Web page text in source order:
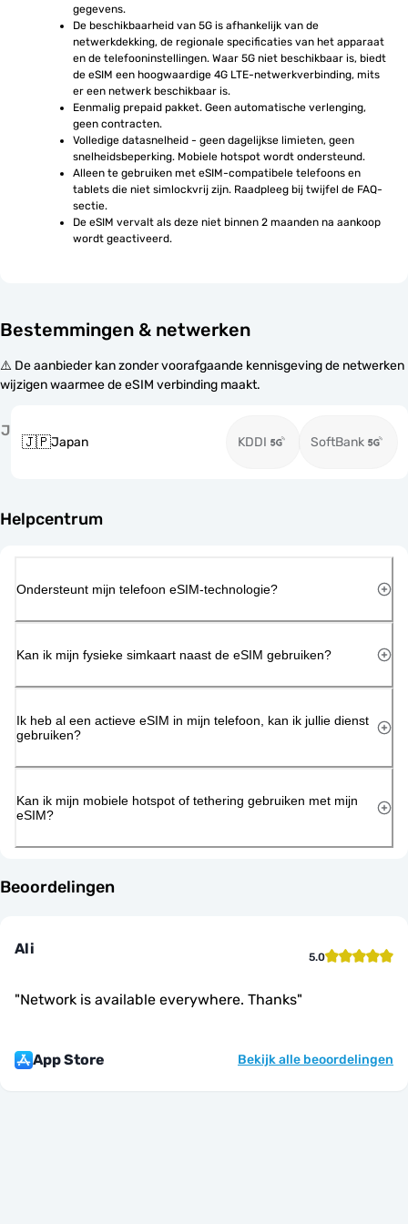
gegevens.
De beschikbaarheid van 5G is afhankelijk van de
netwerkdekking, de regionale specificaties van het apparaat
en de telefooninstellingen. Waar 5G niet beschikbaar is, biedt
de eSIM een hoogwaardige 4G LTE-netwerkverbinding, mits
er een netwerk beschikbaar is.
Eenmalig prepaid pakket. Geen automatische verlenging,
geen contracten.
Volledige datasnelheid - geen dagelijkse limieten, geen
snelheidsbeperking. Mobiele hotspot wordt ondersteund.
Alleen te gebruiken met eSIM-compatibele telefoons en
tablets die niet simlockvrij zijn. Raadpleeg bij twijfel de FAQ-
sectie.
De eSIM vervalt als deze niet binnen 2 maanden na aankoop
wordt geactiveerd.
Bestemmingen & netwerken
⚠️ De aanbieder kan zonder voorafgaande kennisgeving de netwerken
wijzigen waarmee de eSIM verbinding maakt.
J
🇯🇵Japan KDDI SoftBank
Helpcentrum
Ondersteunt mijn telefoon eSIM-technologie?
Kan ik mijn fysieke simkaart naast de eSIM gebruiken?
Ik heb al een actieve eSIM in mijn telefoon, kan ik jullie dienst
gebruiken?
Kan ik mijn mobiele hotspot of tethering gebruiken met mijn
eSIM?
Beoordelingen
Ali 5.0
"Network is available everywhere. Thanks"
App Store Bekijk alle beoordelingen